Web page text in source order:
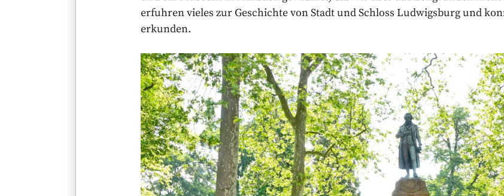
erfuhren vieles zur Geschichte von Stadt und Schloss Ludwigsburg und
erkunden.